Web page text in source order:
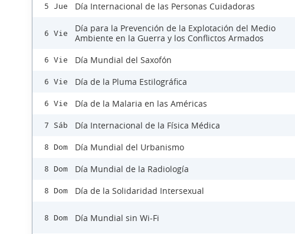
5 Jue Día Internacional de las Personas Cuidadoras
6 Vie
Día para la Prevención de la Explotación del Medio
Ambiente en la Guerra y los Conflictos Armados
6 Vie Día Mundial del Saxofón
6 Vie Día de la Pluma Estilográfica
6 Vie Día de la Malaria en las Américas
7 Sáb Día Internacional de la Física Médica
8 Dom Día Mundial del Urbanismo
8 Dom Día Mundial de la Radiología
8 Dom Día de la Solidaridad Intersexual
8 Dom Día Mundial sin Wi-Fi